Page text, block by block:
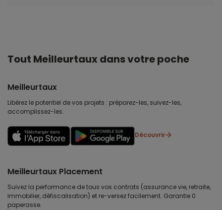
Tout Meilleurtaux dans votre poche
Meilleurtaux
Libérez le potentiel de vos projets : préparez-les, suivez-les,
accomplissez-les.
Découvrir
Meilleurtaux Placement
Suivez la performance de tous vos contrats (assurance vie, retraite,
immobilier, défiscalisation) et re-versez facilement. Garantie 0
paperasse.